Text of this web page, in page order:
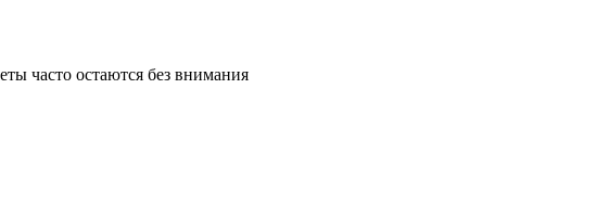
часто остаются без внимания